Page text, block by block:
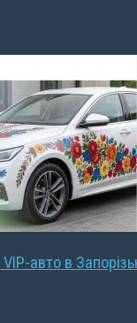
авто в